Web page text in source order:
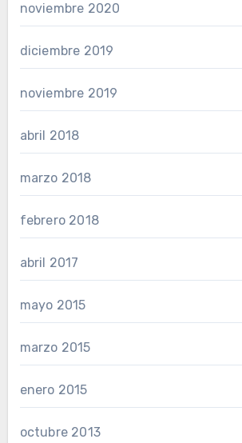
noviembre 2020
diciembre 2019
noviembre 2019
abril 2018
marzo 2018
febrero 2018
abril 2017
mayo 2015
marzo 2015
enero 2015
octubre 2013